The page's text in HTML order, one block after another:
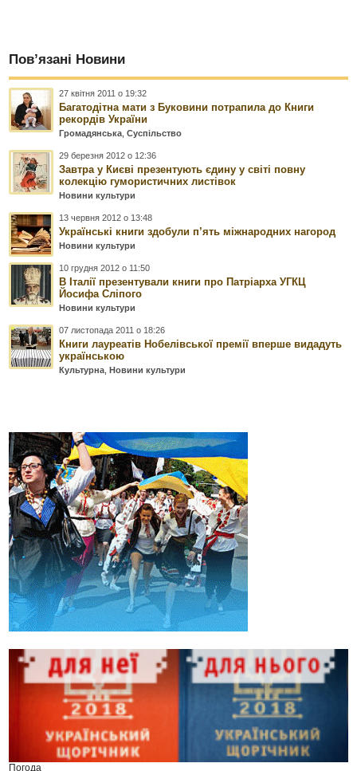
Пов’язані Новини
27 квітня 2011 о 19:32
Багатодітна мати з Буковини потрапила до Книги
рекордів України
Громадянська ,Суспільство
29 березня 2012 о 12:36
Завтра у Києві презентують єдину у світі повну
колекцію гумористичних листівок
Новини культури
13 червня 2012 о 13:48
Українські книги здобули п’ять міжнародних нагород
Новини культури
10 грудня 2012 о 11:50
В Італії презентували книги про Патріарха УГКЦ
Йосифа Сліпого
Новини культури
07 листопада 2011 о 18:26
Книги лауреатів Нобелівської премії вперше видадуть
українською
Культурна Новини культури
Погода